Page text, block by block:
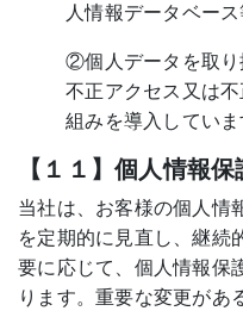
人情報データベー
②個人データを取
不正アクセス又は
組みを導入していま
【１１】個人情報
当社は、お客様の個人情
を定期的に見直し、継続
要に応じて、個人情報保
ります。重要な変更があ